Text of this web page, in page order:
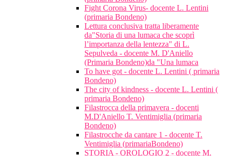
Fight Corona Virus- docente L. Lentini
(primaria Bondeno)
Lettura conclusiva tratta liberamente
da"Storia di una lumaca che scoprì
l’importanza della lentezza" di L.
Sepulveda - docente M. D'Aniello
(Primaria Bondeno)da "Una lumaca
To have got - docente L. Lentini ( primaria
Bondeno)
The city of kindness - docente L. Lentini (
primaria Bondeno)
Filastrocca della primavera - docenti
M.D'Aniello T. Ventimiglia (primaria
Bondeno)
Filastrocche da cantare 1 - docente T.
Ventimiglia (primariaBondeno)
STORIA - OROLOGIO 2 - docente M.